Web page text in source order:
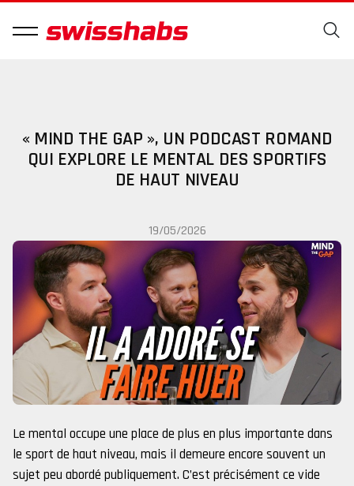
« MIND THE GAP », UN PODCAST ROMAND
QUI EXPLORE LE MENTAL DES SPORTIFS
DE HAUT NIVEAU
19/05/2026
Le mental occupe une place de plus en plus importante dans
le sport de haut niveau, mais il demeure encore souvent un
sujet peu abordé publiquement. C’est précisément ce vide